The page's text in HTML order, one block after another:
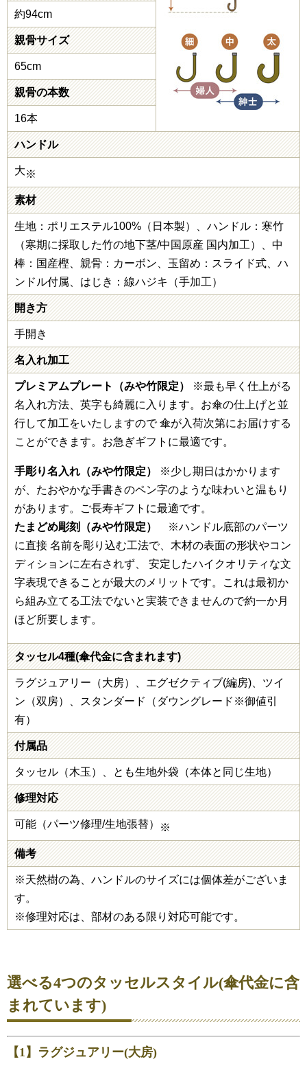
約94cm
親骨サイズ
65cm
親骨の本数
16本
ハンドル
大※
素材
生地：ポリエステル100%（日本製）、ハンドル：寒竹
（寒期に採取した竹の地下茎/中国原産 国内加工）、中
棒：国産樫、親骨：カーボン、玉留め：スライド式、ハ
ンドル付属、はじき：線ハジキ（手加工）
開き方
手開き
名入れ加工
プレミアムプレート（みや竹限定）
※最も早く仕上がる
名入れ方法、英字も綺麗に入ります。お傘の仕上げと並
行して加工をいたしますので 傘が入荷次第にお届けする
ことができます。お急ぎギフトに最適です。
手彫り名入れ（みや竹限定）
※少し期日はかかります
が、たおやかな手書きのペン字のような味わいと温もり
があります。ご長寿ギフトに最適です。
たまどめ彫刻（みや竹限定）
※ハンドル底部のパーツ
に直接 名前を彫り込む工法で、木材の表面の形状やコン
ディションに左右されず、 安定したハイクオリティな文
字表現できることが最大のメリットです。これは最初か
ら組み立てる工法でないと実装できませんので約一か月
ほど所要します。
タッセル4種(傘代金に含まれます)
ラグジュアリー（大房）、エグゼクティブ(編房)、ツイ
ン（双房）、スタンダード（ダウングレード※御値引
有）
付属品
タッセル（木玉）、とも生地外袋（本体と同じ生地）
修理対応
可能（パーツ修理/生地張替） ※
備考
※天然樹の為、ハンドルのサイズには個体差がございま
す。
※修理対応は、部材のある限り対応可能です。
選べる4つのタッセルスタイル(傘代金に含
まれています)
【1】ラグジュアリー(大房)